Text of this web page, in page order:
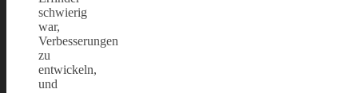
schwierig
war,
Verbesserungen
zu
entwickeln,
und